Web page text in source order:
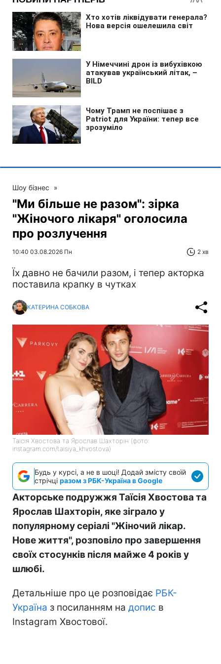
Шоу бізнес »
"Ми більше не разом": зірка
"Жіночого лікаря" оголосила
про розлучення
10:40 03.08.2026 Пн 2 хв
Їх давно не бачили разом, і тепер акторка
поставила крапку в чутках
КАТЕРИНА СОБКОВА
Таїсія Хвостова та Ярослав Шахторін (фото:
instagram.com/taisiya_khvostova)
Будь у курсі, а не в шоці! Додай змісту своїй
стрічці разом з РБК-Україна в Google
Акторське подружжя Таїсія Хвостова та
Ярослав Шахторін, яке зіграло у
популярному серіалі "Жіночий лікар.
Нове життя", розповіло про завершення
своїх стосунків після майже 4 років у
шлюбі.
Детальніше про це розповідає РБК-
Україна з посиланням на допис в
Instagram Хвостової.